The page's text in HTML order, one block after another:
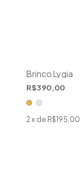
Brinco Lygia
R$390,00
2x de R$195,00